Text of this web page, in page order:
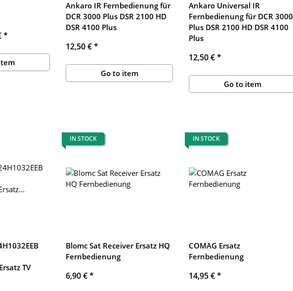
*
Ankaro IR Fernbedienung für
DCR 3000 Plus DSR 2100 HD
DSR 4100 Plus
12,50 €*
Go to item
Ankaro Universal IR
Fernbedienung für DCR 3000
Plus DSR 2100 HD DSR 4100
Plus
12,50 €*
Go to item
TV
IN STOCK
Blomc Sat Receiver Ersatz HQ
Fernbedienung
6,90 €*
IN STOCK
COMAG Ersatz
Fernbedienung
14,95 €*